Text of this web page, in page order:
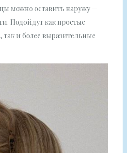
можно оставить наружу —
Подойдут как простые
и более выразительные